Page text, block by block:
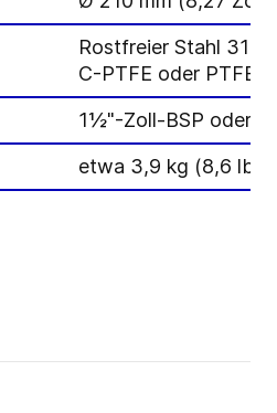
Rostfreier Stahl
C-PTFE oder PTFE,
1½"-Zoll-BSP oder
etwa 3,9 kg (8,6 lbs)